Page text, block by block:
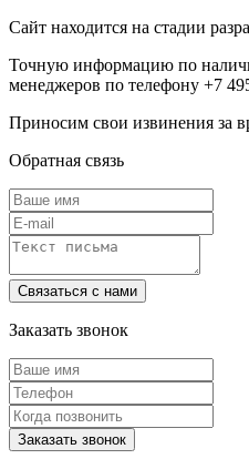
Сайт находится на стадии
Точную информацию по
менеджеров по телефону +7
Приносим свои извинения за
Обратная связь
Заказать звонок